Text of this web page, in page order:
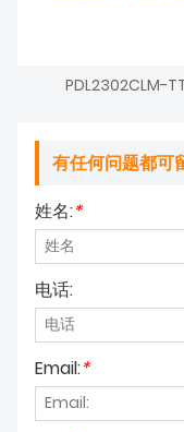
PDL2302CLM-
有任何问题都可
姓名:*
电话:
Email:*